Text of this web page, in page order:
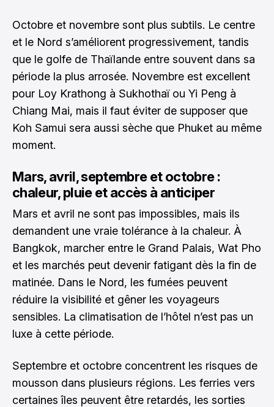
Octobre et novembre sont plus subtils. Le centre
et le Nord s’améliorent progressivement, tandis
que le golfe de Thaïlande entre souvent dans sa
période la plus arrosée. Novembre est excellent
pour Loy Krathong à Sukhothaï ou Yi Peng à
Chiang Mai, mais il faut éviter de supposer que
Koh Samui sera aussi sèche que Phuket au même
moment.
Mars, avril, septembre et octobre :
chaleur, pluie et accès à anticiper
Mars et avril ne sont pas impossibles, mais ils
demandent une vraie tolérance à la chaleur. À
Bangkok, marcher entre le Grand Palais, Wat Pho
et les marchés peut devenir fatigant dès la fin de
matinée. Dans le Nord, les fumées peuvent
réduire la visibilité et gêner les voyageurs
sensibles. La climatisation de l’hôtel n’est pas un
luxe à cette période.
Septembre et octobre concentrent les risques de
mousson dans plusieurs régions. Les ferries vers
certaines îles peuvent être retardés, les sorties